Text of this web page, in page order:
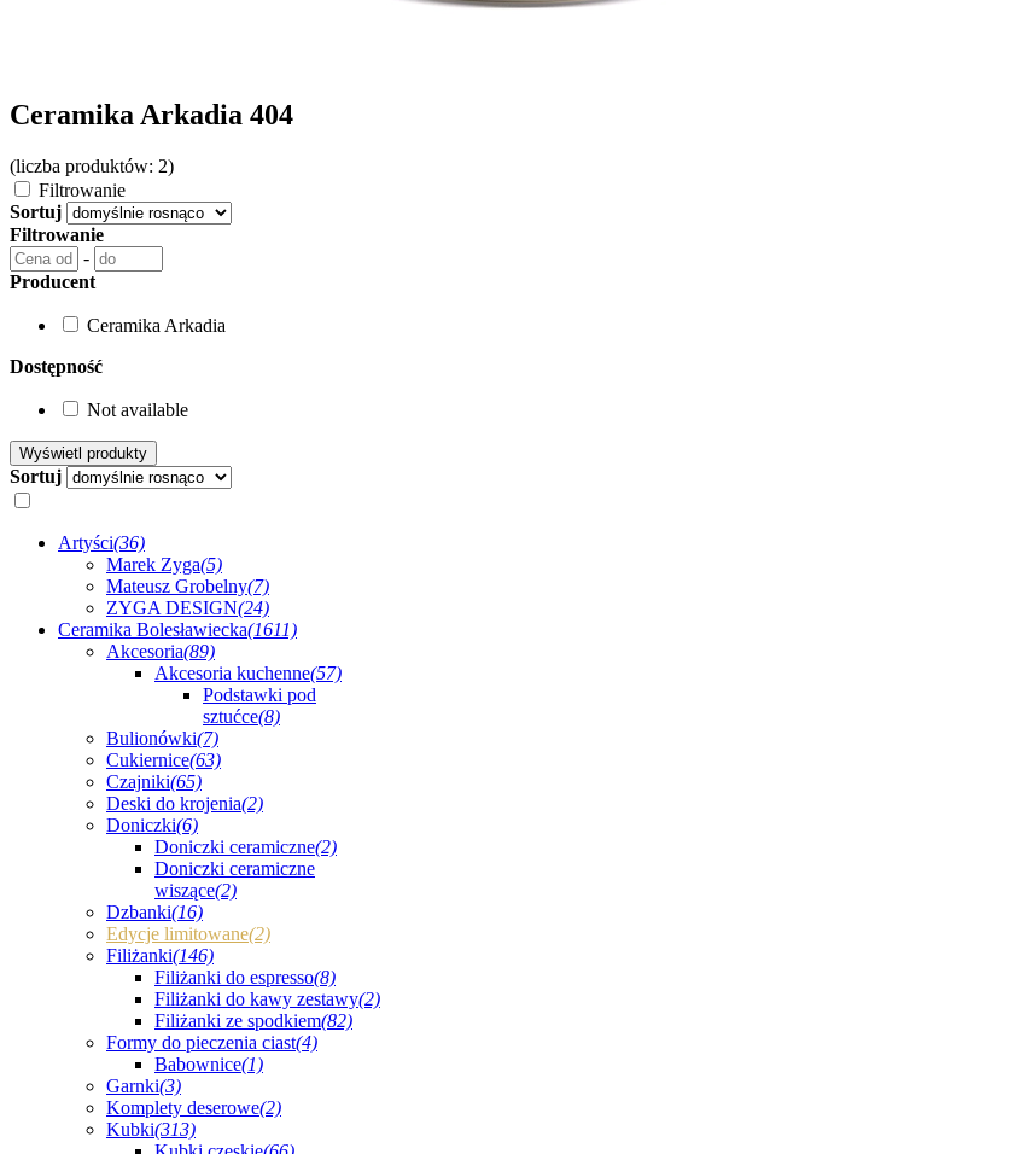
Ceramika Arkadia 404
(liczba produktów: 2)
Filtrowanie
Sortuj
Filtrowanie
-
Producent
Ceramika Arkadia
Dostępność
Not available
Sortuj
Artyści(36)
Marek Zyga(5)
Mateusz Grobelny(7)
ZYGA DESIGN(24)
Ceramika Bolesławiecka(1611)
Akcesoria(89)
Akcesoria kuchenne(57)
Podstawki pod
sztućce(8)
Bulionówki(7)
Cukiernice(63)
Czajniki(65)
Deski do krojenia(2)
Doniczki(6)
Doniczki ceramiczne(2)
Doniczki ceramiczne
wiszące(2)
Dzbanki(16)
Edycje limitowane(2)
Filiżanki(146)
Filiżanki do espresso(8)
Filiżanki do kawy zestawy(2)
Filiżanki ze spodkiem(82)
Formy do pieczenia ciast(4)
Babownice(1)
Garnki(3)
Komplety deserowe(2)
Kubki(313)